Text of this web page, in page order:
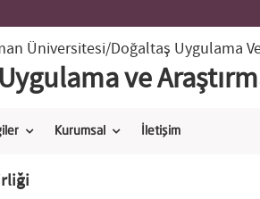
Üniversitesi/Doğaltaş Uygulama
ve
Kurumsal İletişim